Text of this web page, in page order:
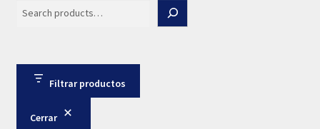
Filtrar productos
Cerrar